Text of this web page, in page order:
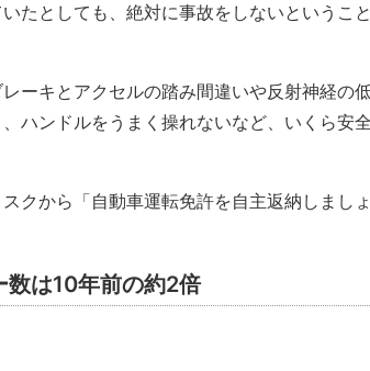
たとしても、絶対に事故をしないというこ
ーキとアクセルの踏み間違いや反射神経の
ハンドルをうまく操れないなど、いくら安
クから「自動車運転免許を自主返納しまし
は10年前の約2倍